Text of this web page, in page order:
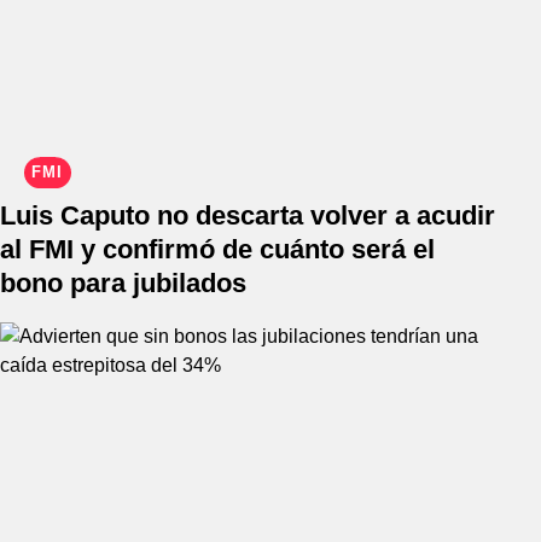
FMI
Luis Caputo no descarta volver a acudir
al FMI y confirmó de cuánto será el
bono para jubilados